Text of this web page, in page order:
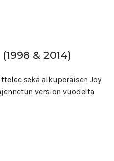
& 2014)
sekä alkuperäisen Joy
version vuodelta